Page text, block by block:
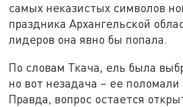
самых неказистых символов
праздника Архангельской
лидеров она явно бы попала.
По словам Ткача, ель была
но вот незадача – ее поломали
Правда, вопрос остается